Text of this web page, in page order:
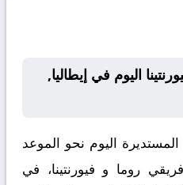
اليوم في إيطاليا,
اليوم نحو الموعد
روما و فيورنتينا، في